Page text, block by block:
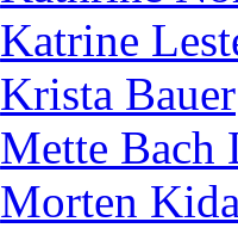
Katrine
Krista Bauer
Mette Bach
Morten